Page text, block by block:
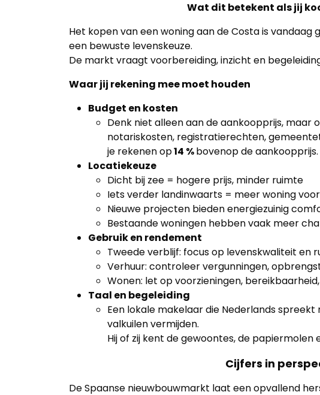
Wat dit betekent als jij
Het kopen van een woning aan de Costa is vandaag
een bewuste levenskeuze.
De markt vraagt voorbereiding, inzicht en
Waar jij rekening mee moet houden
Budget en kosten
Denk niet alleen aan de aankoopprijs, maar
notariskosten, registratierechten,
je rekenen op14 %bovenop de aankoopprijs.
Locatiekeuze
Dicht bij zee = hogere prijs, minder ruimte
Iets verder landinwaarts = meer woning
Nieuwe projecten bieden energiezuinig
Bestaande woningen hebben vaak meer
Gebruik en rendement
Tweede verblijf: focus op levenskwaliteit en
Verhuur: controleer vergunningen,
Wonen: let op voorzieningen,
Taal en begeleiding
Een lokale makelaar die Nederlands
valkuilen vermijden.
Hij of zij kent de gewoontes, de papiermolen
Cijfers in
De Spaanse nieuwbouwmarkt laat een opvallend